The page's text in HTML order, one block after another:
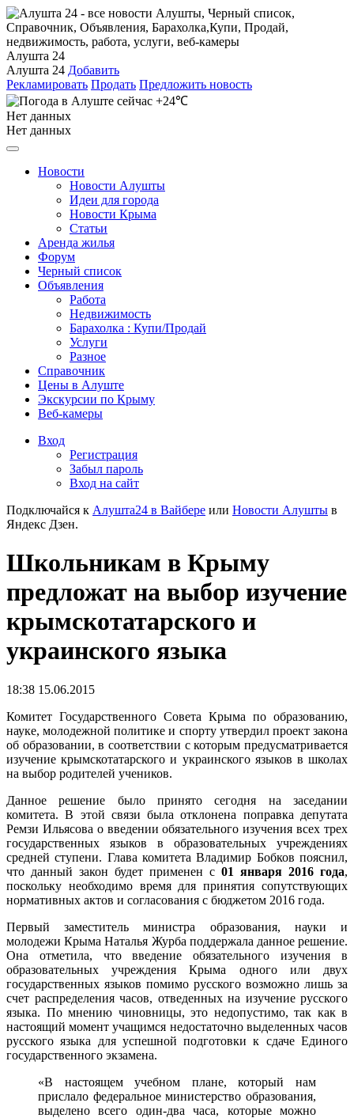
Алушта 24
Алушта 24 Добавить
Рекламировать Продать Предложить новость
+24℃
Нет данных
Нет данных
Новости
Новости Алушты
Идеи для города
Новости Крыма
Статьи
Аренда жилья
Форум
Черный список
Объявления
Работа
Недвижимость
Барахолка : Купи/Продай
Услуги
Разное
Справочник
Цены в Алуште
Экскурсии по Крыму
Веб-камеры
Вход
Регистрация
Забыл пароль
Вход на сайт
Подключайся к Алушта24 в Вайбере или Новости Алушты в
Яндекс Дзен.
Школьникам в Крыму
предложат на выбор изучение
крымскотатарского и
украинского языка
18:38 15.06.2015
Комитет Государственного Совета Крыма по образованию,
науке, молодежной политике и спорту утвердил проект закона
об образовании, в соответствии с которым предусматривается
изучение крымскотатарского и украинского языков в школах
на выбор родителей учеников.
Данное решение было принято сегодня на заседании
комитета. В этой связи была отклонена поправка депутата
Ремзи Ильясова о введении обязательного изучения всех трех
государственных языков в образовательных учреждениях
средней ступени. Глава комитета Владимир Бобков пояснил,
что данный закон будет применен с 01 января 2016 года,
поскольку необходимо время для принятия сопутствующих
нормативных актов и согласования с бюджетом 2016 года.
Первый заместитель министра образования, науки и
молодежи Крыма Наталья Журба поддержала данное решение.
Она отметила, что введение обязательного изучения в
образовательных учреждения Крыма одного или двух
государственных языков помимо русского возможно лишь за
счет распределения часов, отведенных на изучение русского
языка. По мнению чиновницы, это недопустимо, так как в
настоящий момент учащимся недостаточно выделенных часов
русского языка для успешной подготовки к сдаче Единого
государственного экзамена.
«В настоящем учебном плане, который нам
прислало федеральное министерство образования,
выделено всего один-два часа, которые можно